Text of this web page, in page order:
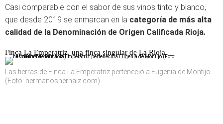
Casi comparable con el sabor de sus vinos tinto y blanco,
que desde 2019 se enmarcan en la categoría de más alta
calidad de la Denominación de Origen Calificada Rioja.
Finca La Emperatriz, una finca singular de La Rioja
Las tierras de Finca La Emperatriz perteneció a Eugenia de Montijo
(Foto: hermanoshernaiz.com)